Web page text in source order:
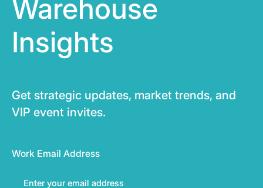
Warehouse
Insights
Get strategic updates, market trends, and
VIP event invites.
Work Email Address